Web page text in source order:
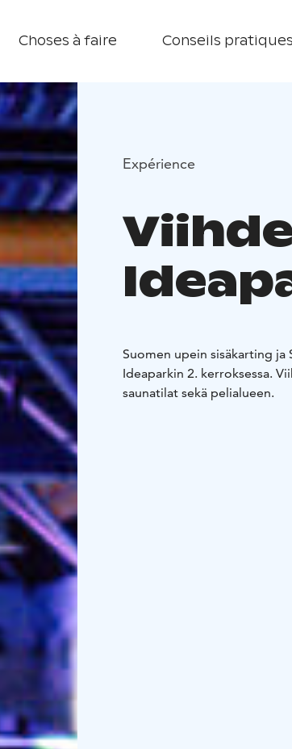
Choses à faire Conseils pratiques
Expérience
Suomen upein sisäkarting
Ideaparkin 2. kerroksessa.
saunatilat sekä pelialueen.